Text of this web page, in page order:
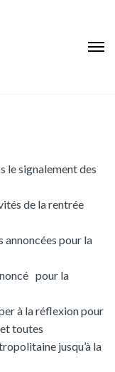
le signalement des
de la rentrée
annoncées pour la
pour la
à la réflexion pour
toutes
jusqu’à la